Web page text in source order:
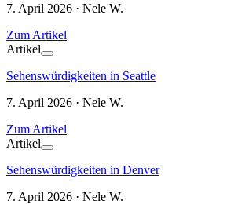
7. April 2026 · Nele W.
Zum Artikel
Artikel
Sehenswürdigkeiten in Seattle
7. April 2026 · Nele W.
Zum Artikel
Artikel
Sehenswürdigkeiten in Denver
7. April 2026 · Nele W.